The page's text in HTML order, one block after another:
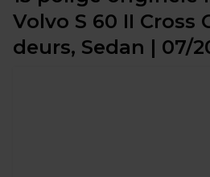
Volvo S 60 II Cross
deurs, Sedan | 07/